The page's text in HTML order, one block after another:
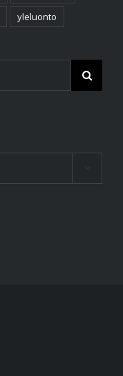
yleluonto